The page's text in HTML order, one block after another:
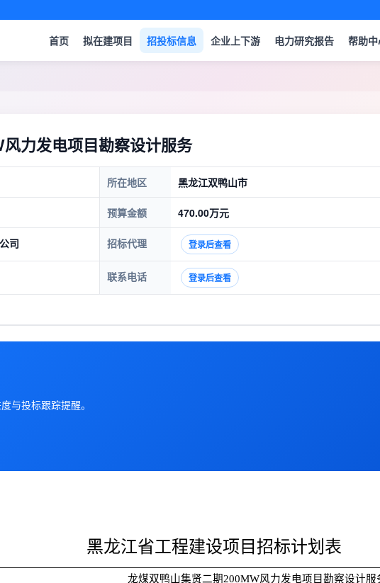
首页 拟在建项目 招投标信息 企业上下游 电力研究报告 帮助
力发电项目勘察设计服务
所在地区 黑龙江双鸭山市
预算金额 470.00万元
司 招标代理 登录后查看
联系电话 登录后查看
与投标跟踪提醒。
黑龙江省工程建设项目招标计划表
龙煤双鸭山集贤二期200MW风力发电项目勘察设计服